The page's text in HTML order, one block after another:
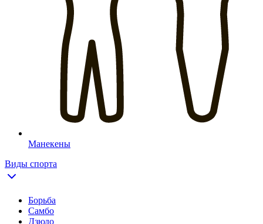
Манекены
Виды спорта
Борьба
Самбо
Дзюдо